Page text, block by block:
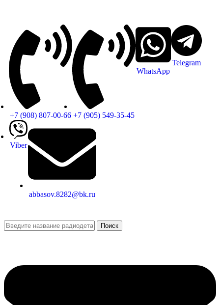
+7 (908) 807-00-66 +7 (905) 549-35-45
WhatsApp
Telegram
Viber
abbasov.8282@bk.ru
Поиск